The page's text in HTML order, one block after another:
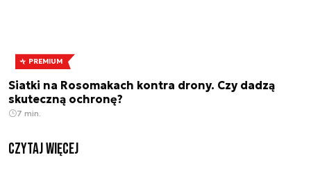
PREMIUM
Siatki na Rosomakach kontra drony. Czy dadzą
skuteczną ochronę?
7 min.
czytaj więcej